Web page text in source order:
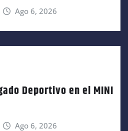
Ago 6, 2026
Deportivo en el MINI
Ago 6, 2026